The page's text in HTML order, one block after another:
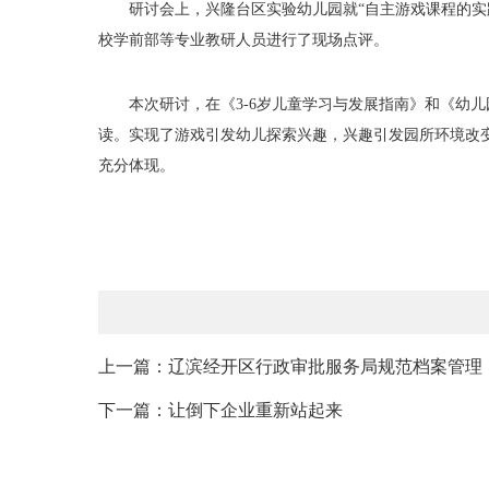
研讨会上，兴隆台区实验幼儿园就“自主游戏课程的
校学前部等专业教研人员进行了现场点评。
本次研讨，在《3-6岁儿童学习与发展指南》和《幼
读。实现了游戏引发幼儿探索兴趣，兴趣引发园所环境
充分体现。
上一篇：辽滨经开区行政审批服务局规范档案管理
下一篇：让倒下企业重新站起来